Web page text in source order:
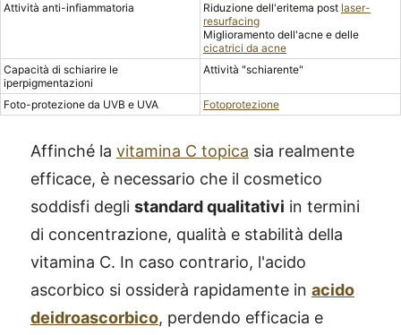
Attività anti-infiammatoria
Riduzione dell'eritema post laser-
resurfacing
Miglioramento dell'acne e delle
cicatrici da acne
Capacità di schiarire le
iperpigmentazioni
Attività "schiarente"
Foto-protezione da UVB e UVA Fotoprotezione
Affinché la vitamina C topica sia realmente
efficace, è necessario che il cosmetico
soddisfi degli standard qualitativi in termini
di concentrazione, qualità e stabilità della
vitamina C. In caso contrario, l'acido
ascorbico si ossiderà rapidamente in acido
deidroascorbico, perdendo efficacia e